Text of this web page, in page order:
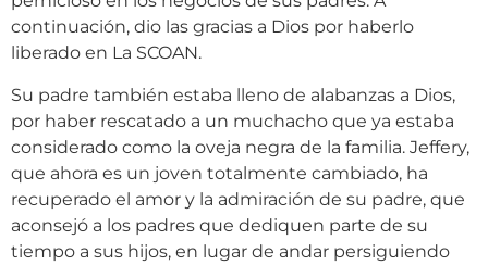
continuación, dio las gracias a Dios por haberlo
liberado en La SCOAN.
Su padre también estaba lleno de alabanzas a Dios,
por haber rescatado a un muchacho que ya estaba
considerado como la oveja negra de la familia. Jeffery,
que ahora es un joven totalmente cambiado, ha
recuperado el amor y la admiración de su padre, que
aconsejó a los padres que dediquen parte de su
tiempo a sus hijos, en lugar de andar persiguiendo